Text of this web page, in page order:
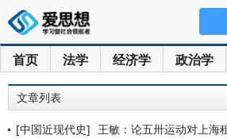
首页 法学 经济学 政治学
文章列表
[中国近现代史] 王敏：论五卅运动对上海租界地位的